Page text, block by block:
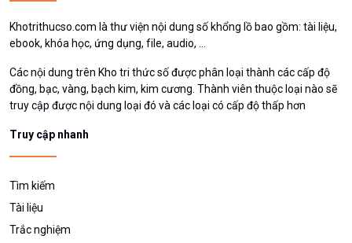
Khotrithucso.com là thư viện nội dung số khổng lồ bao gồm: tài liệu,
ebook, khóa học, ứng dụng, file, audio, ...
Các nội dung trên Kho tri thức số được phân loại thành các cấp độ
đồng, bạc, vàng, bạch kim, kim cương. Thành viên thuộc loại nào sẽ
truy cập được nội dung loại đó và các loại có cấp độ thấp hơn
Truy cập nhanh
Tìm kiếm
Tài liệu
Trắc nghiệm